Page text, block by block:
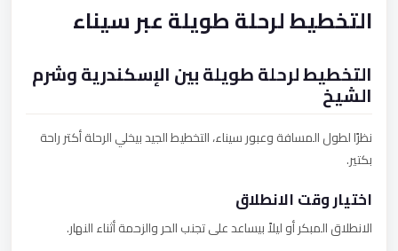
التخطيط لرحلة طويلة عبر سيناء
التخطيط لرحلة طويلة بين الإسكندرية وشرم
الشيخ
نظرًا لطول المسافة وعبور سيناء، التخطيط الجيد بيخلي الرحلة أكتر راحة
بكتير.
اختيار وقت الانطلاق
الانطلاق المبكر أو ليلاً بيساعد على تجنب الحر والزحمة أثناء النهار.